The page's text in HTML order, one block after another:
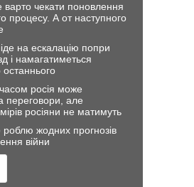
варто чекати поновлення
процесу. А от наступного
на ескалацію попри
і намагатиметься
росія може
переговори, але
росіяни не матимуть
жодних прогнозів
війни